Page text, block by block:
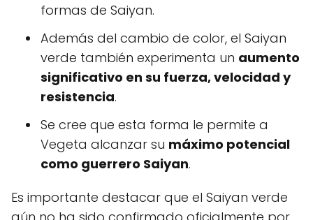
formas de Saiyan.
Además del cambio de color, el Saiyan
verde también experimenta un aumento
significativo en su fuerza, velocidad y
resistencia.
Se cree que esta forma le permite a
Vegeta alcanzar su máximo potencial
como guerrero Saiyan.
Es importante destacar que el Saiyan verde